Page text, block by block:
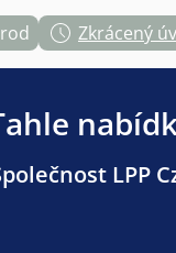
Zkrácený
LPP